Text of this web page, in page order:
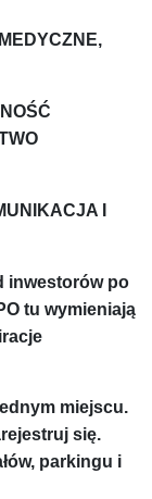
I
inwestorów po
tu wymieniają
miejscu.
się.
parkingu i